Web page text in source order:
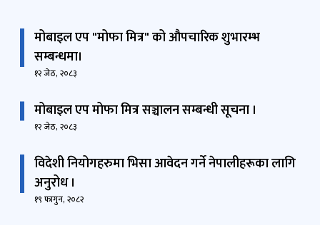
मोबाइल एप "मोफा मित्र" को औपचारिक शुभारम्भ
सम्बन्धमा।
१२ जेठ, २०८३
मोबाइल एप मोफा मित्र सञ्चालन सम्बन्धी सूचना ।
१२ जेठ, २०८३
विदेशी नियोगहरुमा भिसा आवेदन गर्ने नेपालीहरूका लागि
अनुरोध ।
१९ फागुन, २०८२